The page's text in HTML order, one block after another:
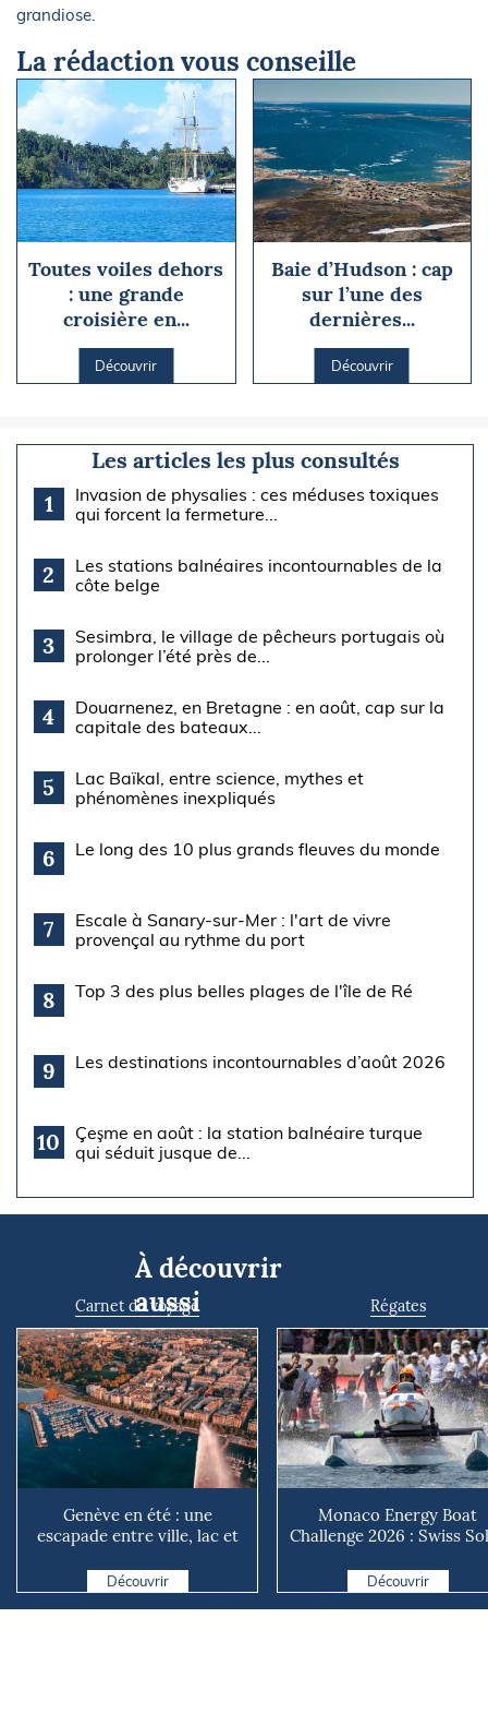
grandiose.
La rédaction vous conseille
Toutes voiles dehors
: une grande
croisière en...
Découvrir
Baie d’Hudson : cap
sur l’une des
dernières...
Découvrir
Les articles les plus consultés
1
Invasion de physalies : ces méduses toxiques
qui forcent la fermeture...
2
Les stations balnéaires incontournables de la
côte belge
3
Sesimbra, le village de pêcheurs portugais où
prolonger l’été près de...
4
Douarnenez, en Bretagne : en août, cap sur la
capitale des bateaux...
5
Lac Baïkal, entre science, mythes et
phénomènes inexpliqués
6 Le long des 10 plus grands fleuves du monde
7
Escale à Sanary-sur-Mer : l'art de vivre
provençal au rythme du port
8 Top 3 des plus belles plages de l'île de Ré
9 Les destinations incontournables d’août 2026
10
Çeşme en août : la station balnéaire turque
qui séduit jusque de...
À découvrir
aussi
Carnet de voyage
Genève en été : une
escapade entre ville, lac et
Découvrir
Régates
Monaco Energy Boat
Challenge 2026 : Swiss
Découvrir